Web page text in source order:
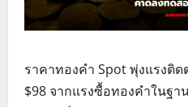
ราคาทองคำ Spot พุ่งแรงติ
$98 จากแรงซื้อทองคำในฐ